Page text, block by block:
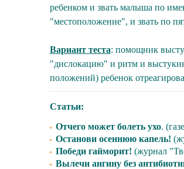
ребенком и звать малыша по
"местоположение", и звать по
Вариант теста: помощник
"дислокацию" и ритм и
положений) ребенок
Статьи:
Отчего может болеть ухо.
Останови осеннюю капель!
Победи гайморит! (журнал
Вылечи ангину без